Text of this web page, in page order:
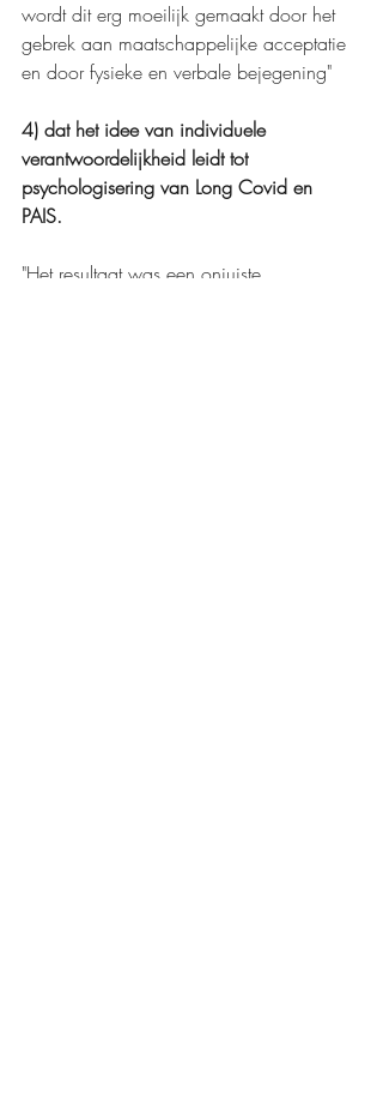
wordt dit erg moeilijk gemaakt door het
gebrek aan maatschappelijke acceptatie
en door fysieke en verbale bejegening"
4) dat het idee van individuele
verantwoordelijkheid leidt tot
psychologisering van Long Covid en
PAIS.
"Het resultaat was een onjuiste